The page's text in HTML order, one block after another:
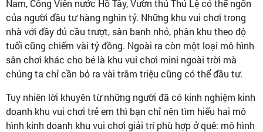
Nam, Công Viên nước Hồ Tây, Vườn thú Thủ Lệ có thể ngốn
của người đầu tư hàng nghìn tỷ. Những khu vui chơi trong
nhà với đầy đủ cầu trượt, sân banh nhỏ, phân khu theo độ
tuổi cũng chiếm vài tỷ đồng. Ngoài ra còn một loại mô hình
sân chơi khác cho bé là khu vui chơi mini ngoài trời mà
chúng ta chỉ cần bỏ ra vài trăm triệu cũng có thể đầu tư.
Tuy nhiên lời khuyên từ những người đã có kinh nghiệm kinh
doanh khu vui chơi trẻ em thì bạn chỉ nên tìm hiểu hai mô
hình kinh doanh khu vui chơi giải trí phù hợp ở quê: mô hình